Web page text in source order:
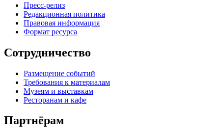
Пресс-релиз
Редакционная политика
Правовая информация
Формат ресурса
Сотрудничество
Размещение событий
Требования к материалам
Музеям и выставкам
Ресторанам и кафе
Партнёрам